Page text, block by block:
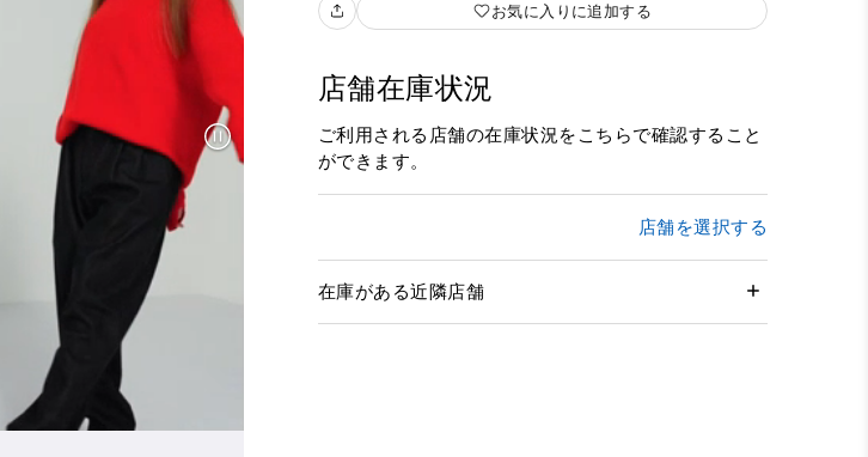
お気に入りに追加する
店舗在庫状況
ご利用される店舗の在庫状況をこちらで確認すること
ができます。
店舗を選択する
在庫がある近隣店舗